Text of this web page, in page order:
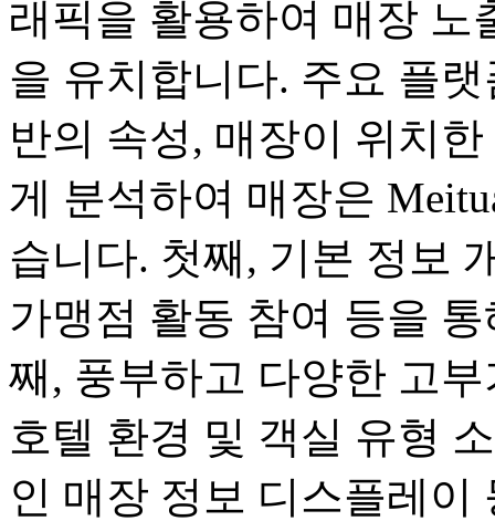
래픽을 활용하여 매장 노
을 유치합니다. 주요 플
반의 속성, 매장이 위치
게 분석하여 매장은
습니다. 첫째, 기본 정보
가맹점 활동 참여 등을
째, 풍부하고 다양한 고
호텔 환경 및 객실 유형
인 매장 정보 디스플레이